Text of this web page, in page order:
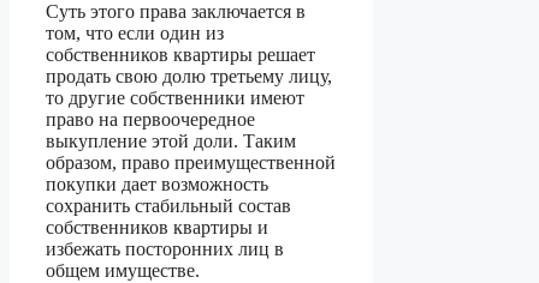
Суть этого права заключается в
том, что если один из
собственников квартиры решает
продать свою долю третьему лицу,
то другие собственники имеют
право на первоочередное
выкупление этой доли. Таким
образом, право преимущественной
покупки дает возможность
сохранить стабильный состав
собственников квартиры и
избежать посторонних лиц в
общем имуществе.